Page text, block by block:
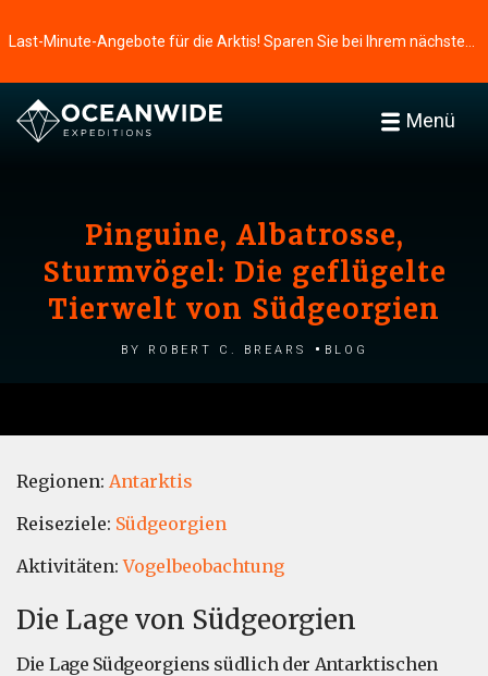
Menü
Pinguine, Albatrosse,
Sturmvögel: Die geflügelte
Tierwelt von Südgeorgien
by Robert C. Brears Blog
Regionen: Antarktis
Reiseziele: Südgeorgien
Aktivitäten:Vogelbeobachtung
Die Lage von Südgeorgien
Die Lage Südgeorgiens südlich der Antarktischen